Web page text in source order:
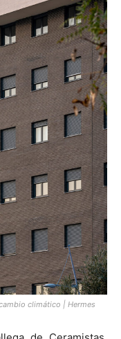
climático | Hermes